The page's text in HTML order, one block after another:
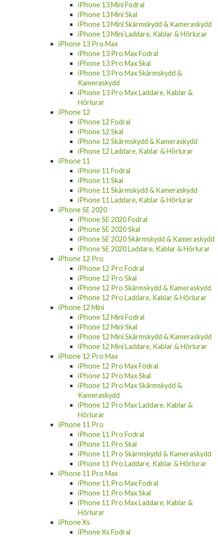
iPhone 13 Mini Fodral
iPhone 13 Mini Skal
iPhone 13 Mini Skärmskydd & Kameraskydd
iPhone 13 Mini Laddare, Kablar & Hörlurar
iPhone 13 Pro Max
iPhone 13 Pro Max Fodral
iPhone 13 Pro Max Skal
iPhone 13 Pro Max Skärmskydd &
Kameraskydd
iPhone 13 Pro Max Laddare, Kablar &
Hörlurar
iPhone 12
iPhone 12 Fodral
iPhone 12 Skal
iPhone 12 Skärmskydd & Kameraskydd
iPhone 12 Laddare, Kablar & Hörlurar
iPhone 11
iPhone 11 Fodral
iPhone 11 Skal
iPhone 11 Skärmskydd & Kameraskydd
iPhone 11 Laddare, Kablar & Hörlurar
iPhone SE 2020
iPhone SE 2020 Fodral
iPhone SE 2020 Skal
iPhone SE 2020 Skärmskydd & Kameraskydd
iPhone SE 2020 Laddare, Kablar & Hörlurar
iPhone 12 Pro
iPhone 12 Pro Fodral
iPhone 12 Pro Skal
iPhone 12 Pro Skärmskydd & Kameraskydd
iPhone 12 Pro Laddare, Kablar & Hörlurar
iPhone 12 Mini
iPhone 12 Mini Fodral
iPhone 12 Mini Skal
iPhone 12 Mini Skärmskydd & Kameraskydd
iPhone 12 Mini Laddare, Kablar & Hörlurar
iPhone 12 Pro Max
iPhone 12 Pro Max Fodral
iPhone 12 Pro Max Skal
iPhone 12 Pro Max Skärmskydd &
Kameraskydd
iPhone 12 Pro Max Laddare, Kablar &
Hörlurar
iPhone 11 Pro
iPhone 11 Pro Fodral
iPhone 11 Pro Skal
iPhone 11 Pro Skärmskydd & Kameraskydd
iPhone 11 Pro Laddare, Kablar & Hörlurar
iPhone 11 Pro Max
iPhone 11 Pro Max Fodral
iPhone 11 Pro Max Skal
iPhone 11 Pro Max Laddare, Kablar &
Hörlurar
iPhone Xs
iPhone Xs Fodral